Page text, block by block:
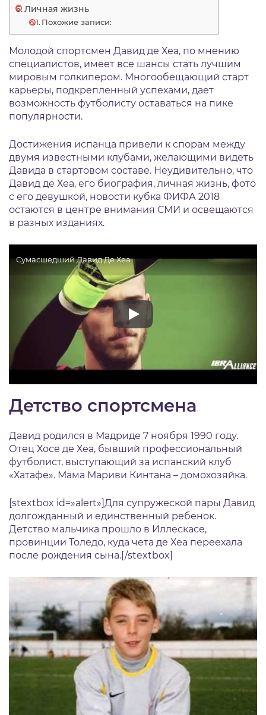
Личная жизнь
Похожие записи:
Молодой спортсмен Давид де Хеа, по мнению
специалистов, имеет все шансы стать лучшим
мировым голкипером. Многообещающий старт
карьеры, подкрепленный успехами, дает
возможность футболисту оставаться на пике
популярности.
Достижения испанца привели к спорам между
двумя известными клубами, желающими видеть
Давида в стартовом составе. Неудивительно, что
Давид де Хеа, его биография, личная жизнь, фото
с его девушкой, новости кубка ФИФА 2018
остаются в центре внимания СМИ и освещаются
в разных изданиях.
Сумасшедший Давид Де Хеа
Детство спортсмена
Давид родился в Мадриде 7 ноября 1990 году.
Отец Хосе де Хеа, бывший профессиональный
футболист, выступающий за испанский клуб
«Хатафе». Мама Мариви Кинтана – домохозяйка.
[stextbox id=»alert»]Для супружеской пары Давид
долгожданный и единственный ребенок.
Детство мальчика прошло в Иллескасе,
провинции Толедо, куда чета де Хеа переехала
после рождения сына.[/stextbox]